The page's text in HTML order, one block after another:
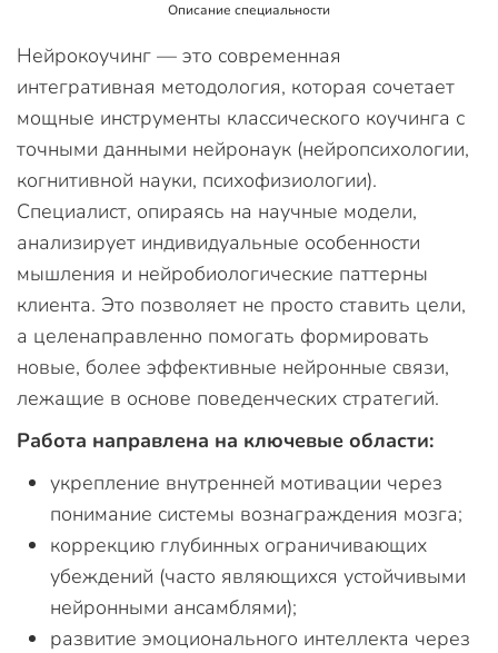
Описание специальности
Нейрокоучинг — это современная
интегративная методология, которая сочетает
мощные инструменты классического коучинга с
точными данными нейронаук (нейропсихологии,
когнитивной науки, психофизиологии).
Специалист, опираясь на научные модели,
анализирует индивидуальные особенности
мышления и нейробиологические паттерны
клиента. Это позволяет не просто ставить цели,
а целенаправленно помогать формировать
новые, более эффективные нейронные связи,
лежащие в основе поведенческих стратегий.
Работа направлена на ключевые области:
укрепление внутренней мотивации через
понимание системы вознаграждения мозга;
коррекцию глубинных ограничивающих
убеждений (часто являющихся устойчивыми
нейронными ансамблями);
развитие эмоционального интеллекта через